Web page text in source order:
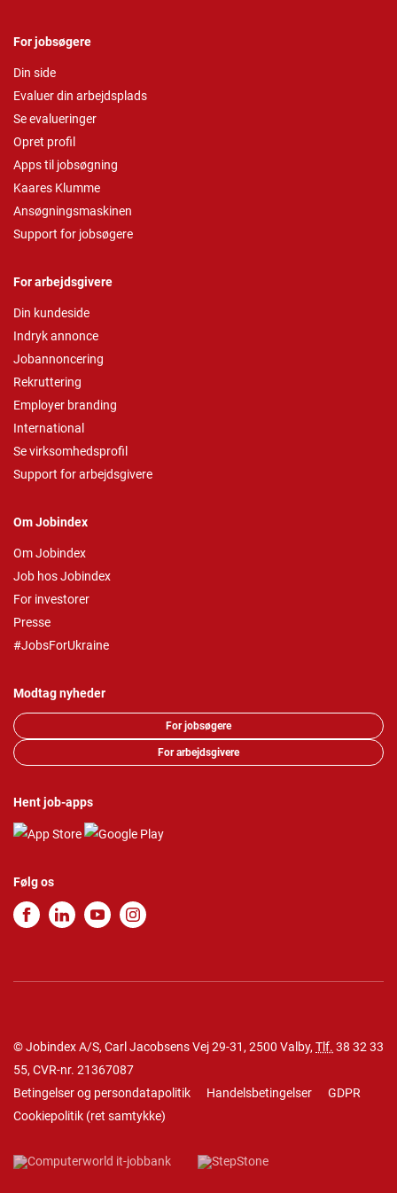
For jobsøgere
Din side
Evaluer din arbejdsplads
Se evalueringer
Opret profil
Apps til jobsøgning
Kaares Klumme
Ansøgningsmaskinen
Support for jobsøgere
For arbejdsgivere
Din kundeside
Indryk annonce
Jobannoncering
Rekruttering
Employer branding
International
Se virksomhedsprofil
Support for arbejdsgivere
Om Jobindex
Om Jobindex
Job hos Jobindex
For investorer
Presse
#JobsForUkraine
Modtag nyheder
For jobsøgere
For arbejdsgivere
Hent job-apps
Følg os
© Jobindex A/S, Carl Jacobsens Vej 29-31, 2500 Valby, Tlf. 38 32 33
55, CVR-nr. 21367087
Betingelser og persondatapolitik
Handelsbetingelser
GDPR
Cookiepolitik (ret samtykke)